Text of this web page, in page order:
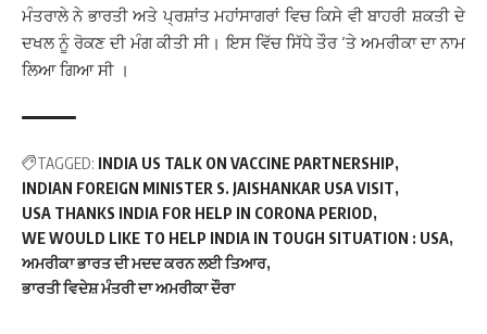
ਮੰਤਰਾਲੇ ਨੇ ਭਾਰਤੀ ਅਤੇ ਪ੍ਰਸ਼ਾਂਤ ਮਹਾਂਸਾਗਰਾਂ ਵਿਚ ਕਿਸੇ ਵੀ ਬਾਹਰੀ ਸ਼ਕਤੀ ਦੇ
ਦਖਲ ਨੂੰ ਰੋਕਣ ਦੀ ਮੰਗ ਕੀਤੀ ਸੀ। ਇਸ ਵਿੱਚ ਸਿੱਧੇ ਤੌਰ ‘ਤੇ ਅਮਰੀਕਾ ਦਾ ਨਾਮ
ਲਿਆ ਗਿਆ ਸੀ ।
TAGGED: INDIA US TALK ON VACCINE PARTNERSHIP
INDIAN FOREIGN MINISTER S. JAISHANKAR USA VISIT
USA THANKS INDIA FOR HELP IN CORONA PERIOD
WE WOULD LIKE TO HELP INDIA IN TOUGH SITUATION : USA
ਅਮਰੀਕਾ ਭਾਰਤ ਦੀ ਮਦਦ ਕਰਨ ਲਈ ਤਿਆਰ
ਭਾਰਤੀ ਵਿਦੇਸ਼ ਮੰਤਰੀ ਦਾ ਅਮਰੀਕਾ ਦੌਰਾ